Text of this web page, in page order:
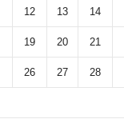
12 13 14
19 20 21
26 27 28